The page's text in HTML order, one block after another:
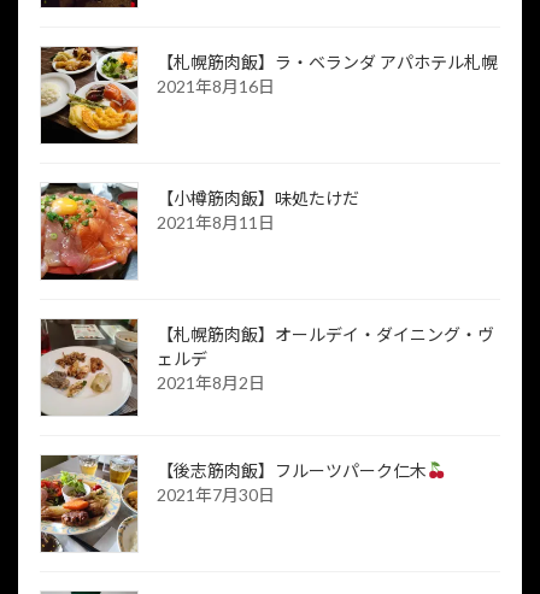
【札幌筋肉飯】ラ・ベランダ アパホテル札幌
2021年8月16日
【小樽筋肉飯】味処たけだ
2021年8月11日
【札幌筋肉飯】オールデイ・ダイニング・ヴ
ェルデ
2021年8月2日
【後志筋肉飯】フルーツパーク仁木
2021年7月30日